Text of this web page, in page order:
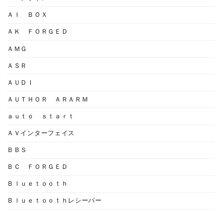
ＡＩ ＢＯＸ
ＡＫ ＦＯＲＧＥＤ
ＡＭＧ
ＡＳＲ
ＡＵＤＩ
ＡＵＴＨＯＲ ＡＲＡＲＭ
ａｕｔｏ ｓｔａｒｔ
ＡＶインターフェイス
ＢＢＳ
ＢＣ ＦＯＲＧＥＤ
Ｂｌｕｅｔｏｏｔｈ
Ｂｌｕｅｔｏｏｔｈレシーバー